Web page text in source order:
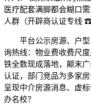
医疗配套满脚都会糊口
人群（开辟商认证专线
平台公示房源、户型
询热线：物业费收费尺
铁全数现成落地，颠末
认证，部门竞品为多家
呈现中介房源消息、虚
办名校？